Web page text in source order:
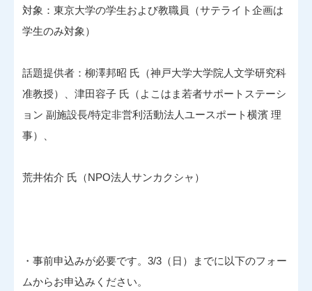
対象：東京大学の学生および教職員（サテライト企画は
学生のみ対象）
話題提供者：柳澤邦昭 氏（神戸大学大学院人文学研究科
准教授）、津田容子 氏（よこはま若者サポートステーシ
ョン 副施設長/特定非営利活動法人ユースポート横濱 理
事）、
荒井佑介 氏（NPO法人サンカクシャ）
・事前申込みが必要です。3/3（日）までに以下のフォー
ムからお申込みください。